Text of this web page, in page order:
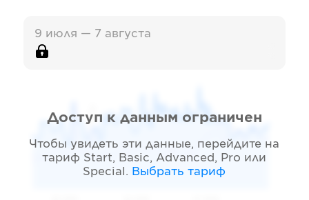
9 июля — 7 августа
Доступ к данным ограничен
Чтобы увидеть эти данные, перейдите на
тариф Start, Basic, Advanced, Pro или
Special . Выбрать тариф